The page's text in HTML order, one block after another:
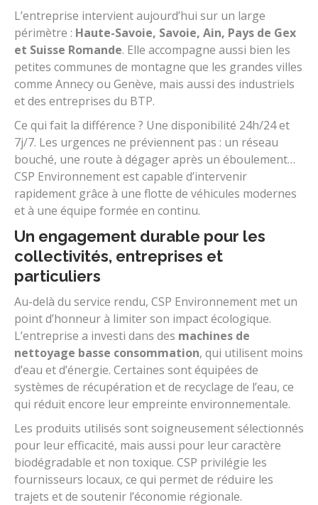
L’entreprise intervient aujourd’hui sur un large
périmètre : Haute-Savoie, Savoie, Ain, Pays de Gex
et Suisse Romande. Elle accompagne aussi bien les
petites communes de montagne que les grandes villes
comme Annecy ou Genève, mais aussi des industriels
et des entreprises du BTP.
Ce qui fait la différence ? Une disponibilité 24h/24 et
7j/7. Les urgences ne préviennent pas : un réseau
bouché, une route à dégager après un éboulement…
CSP Environnement est capable d’intervenir
rapidement grâce à une flotte de véhicules modernes
et à une équipe formée en continu.
Un engagement durable pour les
collectivités, entreprises et
particuliers
Au-delà du service rendu, CSP Environnement met un
point d’honneur à limiter son impact écologique.
L’entreprise a investi dans des machines de
nettoyage basse consommation, qui utilisent moins
d’eau et d’énergie. Certaines sont équipées de
systèmes de récupération et de recyclage de l’eau, ce
qui réduit encore leur empreinte environnementale.
Les produits utilisés sont soigneusement sélectionnés
pour leur efficacité, mais aussi pour leur caractère
biodégradable et non toxique. CSP privilégie les
fournisseurs locaux, ce qui permet de réduire les
trajets et de soutenir l’économie régionale.